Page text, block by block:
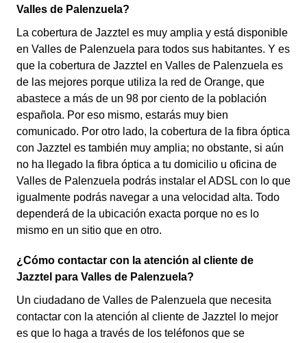
Valles de Palenzuela?
La cobertura de Jazztel es muy amplia y está disponible
en Valles de Palenzuela para todos sus habitantes. Y es
que la cobertura de Jazztel en Valles de Palenzuela es
de las mejores porque utiliza la red de Orange, que
abastece a más de un 98 por ciento de la población
española. Por eso mismo, estarás muy bien
comunicado. Por otro lado, la cobertura de la fibra óptica
con Jazztel es también muy amplia; no obstante, si aún
no ha llegado la fibra óptica a tu domicilio u oficina de
Valles de Palenzuela podrás instalar el ADSL con lo que
igualmente podrás navegar a una velocidad alta. Todo
dependerá de la ubicación exacta porque no es lo
mismo en un sitio que en otro.
¿Cómo contactar con la atención al cliente de
Jazztel para Valles de Palenzuela?
Un ciudadano de Valles de Palenzuela que necesita
contactar con la atención al cliente de Jazztel lo mejor
es que lo haga a través de los teléfonos que se